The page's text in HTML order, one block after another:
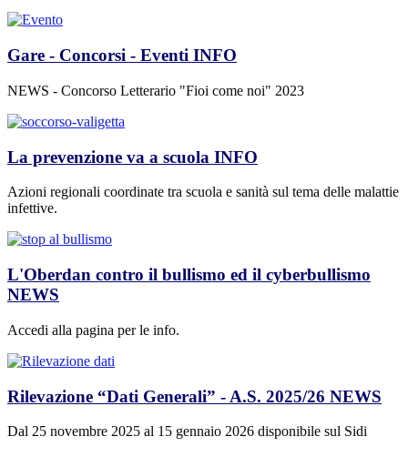
Gare - Concorsi - Eventi INFO
NEWS - Concorso Letterario "Fioi come noi" 2023
La prevenzione va a scuola INFO
Azioni regionali coordinate tra scuola e sanità sul tema delle malattie
infettive.
L'Oberdan contro il bullismo ed il cyberbullismo
NEWS
Accedi alla pagina per le info.
Rilevazione “Dati Generali” - A.S. 2025/26 NEWS
Dal 25 novembre 2025 al 15 gennaio 2026 disponibile sul Sidi